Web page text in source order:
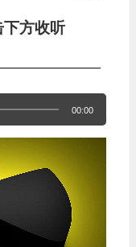
方收听
00:00